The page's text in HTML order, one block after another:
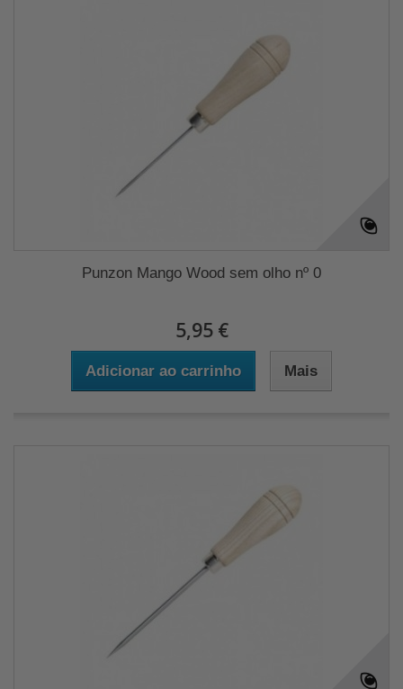
Punzon Mango Wood sem olho nº 0
5,95 €
Adicionar ao carrinho Mais